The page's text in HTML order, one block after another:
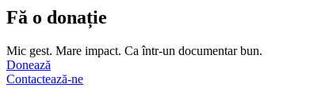
Fă o donație
Mic gest. Mare impact. Ca într-un documentar bun.
Donează
Contactează-ne